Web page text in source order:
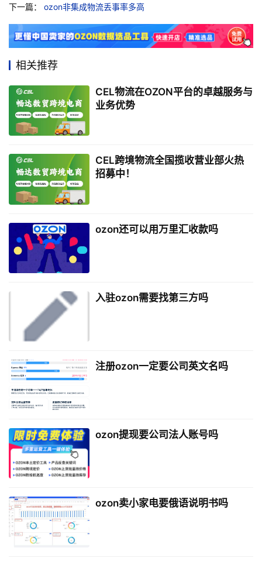
下一篇： ozon非集成物流丢事率多高
相关推荐
CEL物流在OZON平台的卓越服务与
业务优势
CEL跨境物流全国揽收营业部火热
招募中！
ozon还可以用万里汇收款吗
入驻ozon需要找第三方吗
注册ozon一定要公司英文名吗
ozon提现要公司法人账号吗
ozon卖小家电要俄语说明书吗